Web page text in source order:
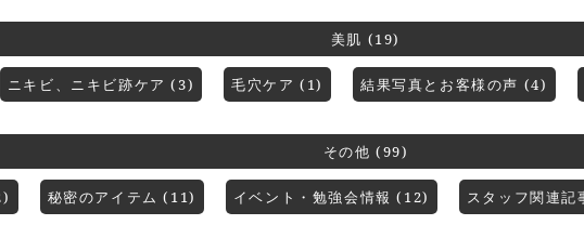
美肌 (19)
ニキビ、ニキビ跡ケア (3) 毛穴ケア (1) 結果写真とお客様の声 (4)
その他 (99)
秘密のアイテム (11) イベント・勉強会情報 (12) スタッフ関連記